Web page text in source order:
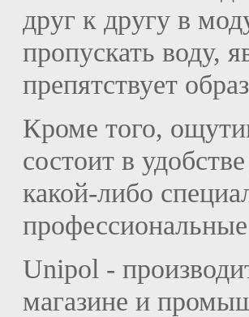
друг к другу в
пропускать воду,
препятствует
Кроме того,
состоит в
какой-либо
Unipol -
магазине и